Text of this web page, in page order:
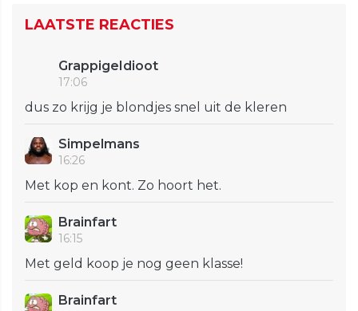
LAATSTE REACTIES
GrappigeIdioot
17:06
dus zo krijg je blondjes snel uit de kleren
Simpelmans
16:26
Met kop en kont. Zo hoort het.
Brainfart
16:15
Met geld koop je nog geen klasse!
Brainfart